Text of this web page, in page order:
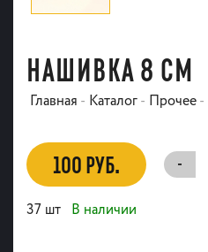
НАШИВКА 8 СМ
Главная - Каталог- Прочее-
100 РУБ. -
37 шт В наличии